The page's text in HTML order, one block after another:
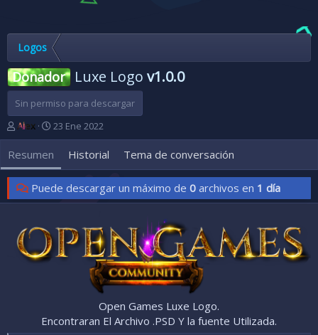
Logos
Donador Luxe Logo v1.0.0
Sin permiso para descargar
A
u
t
r
Alex
F
e
c
a
d
e
r
e
a
23 Ene 2022
Resumen Historial Tema de conversación
Puede descargar un máximo de 0 archivos en 1 día
Open Games Luxe Logo.
Encontraran El Archivo .PSD Y la fuente Utilizada.​